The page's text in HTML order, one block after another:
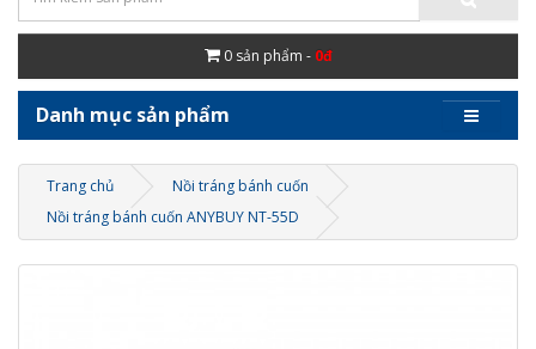
0 sản phẩm - 0đ
Danh mục sản phẩm
Trang chủ
Nồi tráng bánh cuốn
Nồi tráng bánh cuốn ANYBUY NT-55D